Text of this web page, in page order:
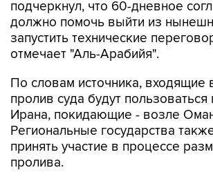
подчеркнул, что 60-дневное
должно помочь выйти из
запустить технические
отмечает "Аль-Арабийя".
По словам источника, входящие
пролив суда будут
Ирана, покидающие - возле
Региональные государства
принять участие в процессе
пролива.